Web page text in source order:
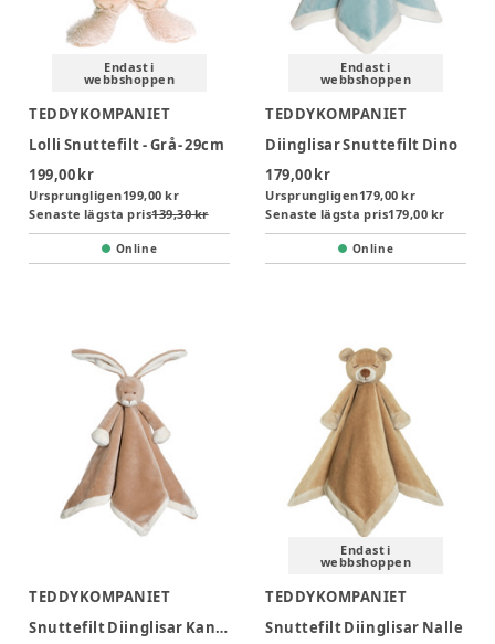
Endast i
webbshoppen
TEDDYKOMPANIET
Lolli Snuttefilt - Grå- 29cm
199,00 kr
Ursprungligen199,00 kr
Senaste lägsta pris139,30 kr
Online
Endast i
webbshoppen
TEDDYKOMPANIET
Diinglisar Snuttefilt Dino
179,00 kr
Ursprungligen179,00 kr
Senaste lägsta pris179,00 kr
Online
TEDDYKOMPANIET
Snuttefilt Diinglisar Kanin - Brun
Endast i
webbshoppen
TEDDYKOMPANIET
Snuttefilt Diinglisar Nalle